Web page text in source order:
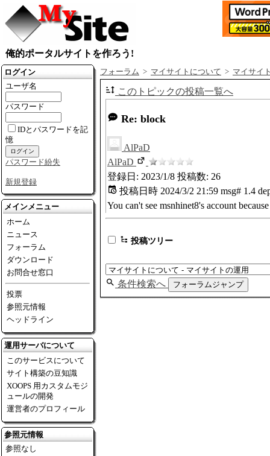
俺的ポータルサイトを作ろう!
ログイン
ユーザ名
パスワード
IDとパスワードを記
憶
パスワード紛失
新規登録
メインメニュー
ホーム
ニュース
フォーラム
ダウンロード
お問合せ窓口
投票
参照元情報
ヘッドライン
運用サーバについて
このサービスについて
サイト構築の豆知識
XOOPS 用カスタムモジ
ュールの開発
運営者のプロフィール
参照元情報
参照なし
フォーラム > マイサイトについて > マイサイ
このトピックの投稿一覧へ
Re: block
AlPaD
AlPaD
登録日: 2023/1/8 投稿数: 26
投稿日時 2024/3/2 21:59 msg# 1.4
You can't see msnhinet8's account
投稿ツリー
条件検索へ フォーラムジャンプ